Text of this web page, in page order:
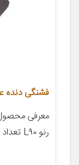
فشنگی دنده
رنو L۹۰ تعداد در بسته‌بندی ۱ ساخت کشور چین